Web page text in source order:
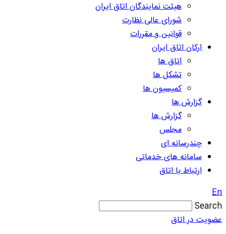
هیئت نمایندگان اتاق ایران
شورای عالی نظارت
قوانین و مقررات
ارکان اتاق ایران
اتاق ها
تشکل ها
کمیسیون ها
گزارش ها
گزارش ها
مجلس
چندرسانه ای
سامانه های خدماتی
ارتباط با اتاق
En
Search
عضویت در اتاق